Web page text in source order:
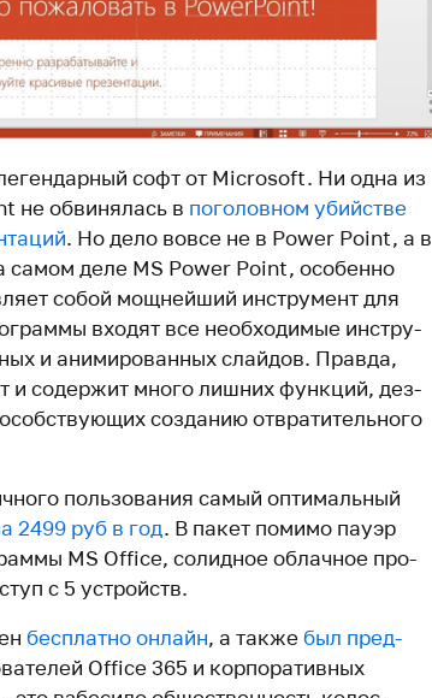
софт от Microsoft. Ни одна из
не обви­ня­лась в пого­ловном убий­стве
. Но дело вовсе не в Power Point, а в
самом деле MS Power Point, осо­бенно
собой мощ­нейший инстру­мент для
входят все необ­хо­димые инстру­
и ани­ми­ро­ванных слайдов. Правда,
и содержит много лишних функций, дез­
созданию отвра­ти­тель­ного
поль­зо­вания самый опти­мальный
2499 руб в год. В пакет помимо пауэр
MS Office, солидное облачное про­
с 5 устройств.
бес­платно онлайн, а также был пред­
Office 365 и кор­по­ра­тивных